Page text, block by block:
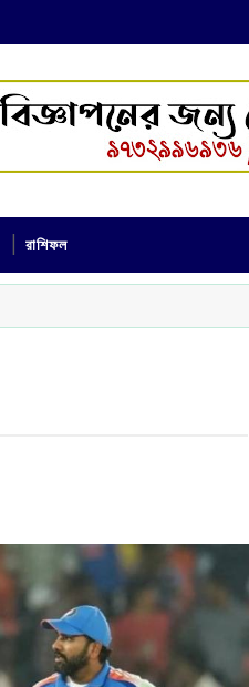
রাশিফল